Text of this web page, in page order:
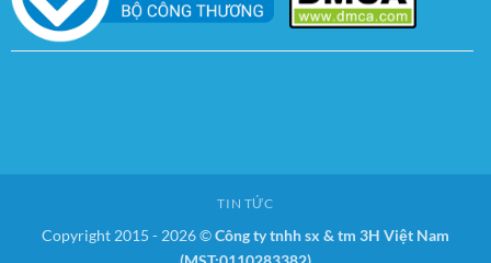
TIN TỨC
Copyright 2015 - 2026 ©Công ty tnhh sx & tm 3H Việt Nam